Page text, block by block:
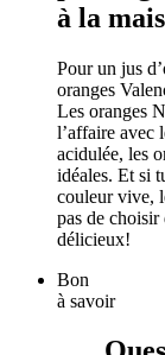
à la
Pour un jus
oranges
Les oranges
l’affaire avec
acidulée, les
idéales. Et si
couleur vive,
pas de
délicieux!
Bon
à savoir